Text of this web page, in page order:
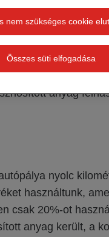
az
nagyobb arányú
a megrendelő
anyag
nyolc
használtunk,
csak 20%-ot
anyag került, a
nem szükséges cookie
Összes süti elfogadása